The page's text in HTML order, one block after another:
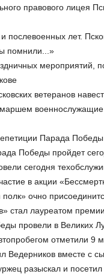
правового лицея
послевоенных лет.
помнили...»
ветеранов
военнослужащие
Парада Победы
Победы пройдет
сегодня
в акции
очно
стал лауреатом
провели в Великих
отметили 9
вместе с
разыскал и